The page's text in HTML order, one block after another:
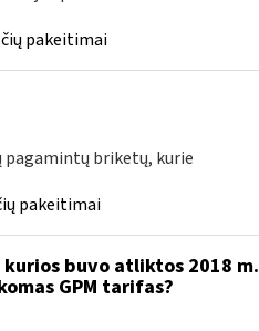
pakeitimai
pagamintų briketų, kurie
pakeitimai
buvo atliktos 2018 m.
GPM tarifas?